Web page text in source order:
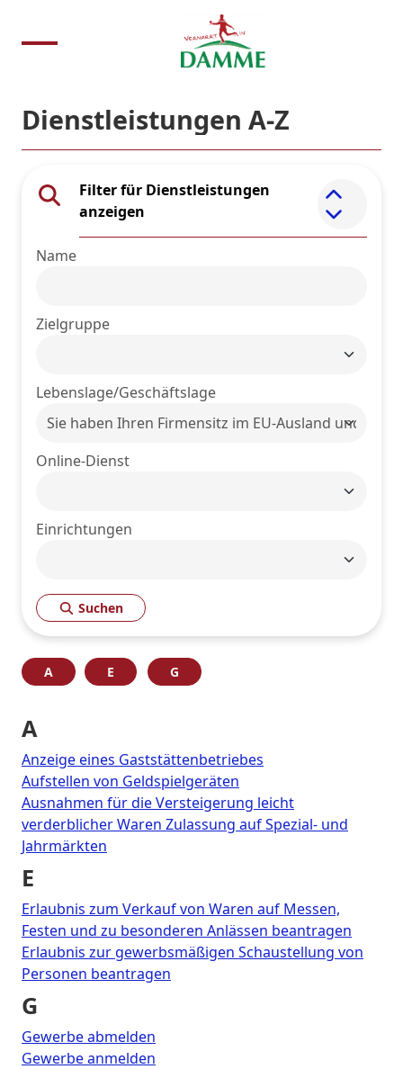
Dienstleistungen A-Z
Filter für Dienstleistungen
anzeigen
Element
Name
Zielgruppe
Lebenslage/Geschäftslage
Online-Dienst
Einrichtungen
Suchen
A E G
A
Anzeige eines Gaststättenbetriebes
Aufstellen von Geldspielgeräten
Ausnahmen für die Versteigerung leicht
verderblicher Waren Zulassung auf Spezial- und
Jahrmärkten
E
Erlaubnis zum Verkauf von Waren auf Messen,
Festen und zu besonderen Anlässen beantragen
Erlaubnis zur gewerbsmäßigen Schaustellung von
Personen beantragen
G
Gewerbe abmelden
Gewerbe anmelden